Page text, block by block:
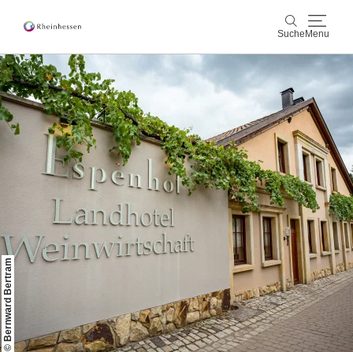
Suche Menu
Wein & Genuss
Aktiv & Natur
Kultur & Städte
Veranstaltungen
Buchung & Service
© Bernward Bertram